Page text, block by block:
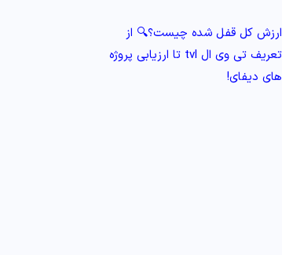
ارزش کل قفل شده چیست؟🔍 از
تعریف تی وی ال tvl تا ارزیابی پروژه‌
های دیفای!